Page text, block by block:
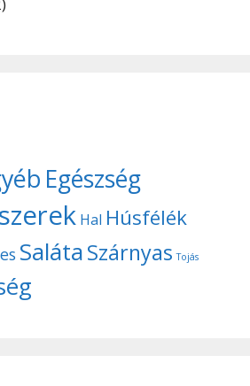
Egészség
Hal Húsfélék
SalátaSzárnyas Tojás